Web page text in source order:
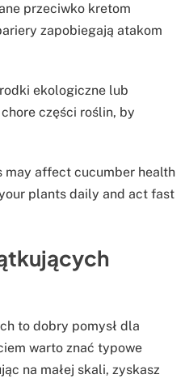
przeciwko kretom
zapobiegają atakom
ekologiczne lub
części roślin, by
may affect cucumber health
plants daily and act fast
to dobry pomysł dla
warto znać typowe
na małej skali, zyskasz